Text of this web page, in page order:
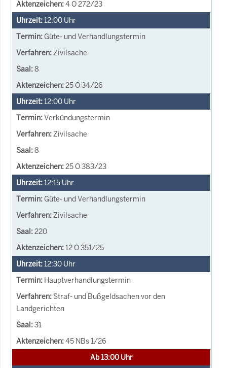
4 O 272/23
12:00 Uhr
Güte- und Verhandlungstermin
Zivilsache
8
25 O 34/26
12:00 Uhr
Verkündungstermin
Zivilsache
8
25 O 383/23
12:15 Uhr
Güte- und Verhandlungstermin
Zivilsache
220
12 O 351/25
12:30 Uhr
Hauptverhandlungstermin
Straf- und Bußgeldsachen vor den
Landgerichten
31
45 NBs 1/26
Ab 13:00 Uhr